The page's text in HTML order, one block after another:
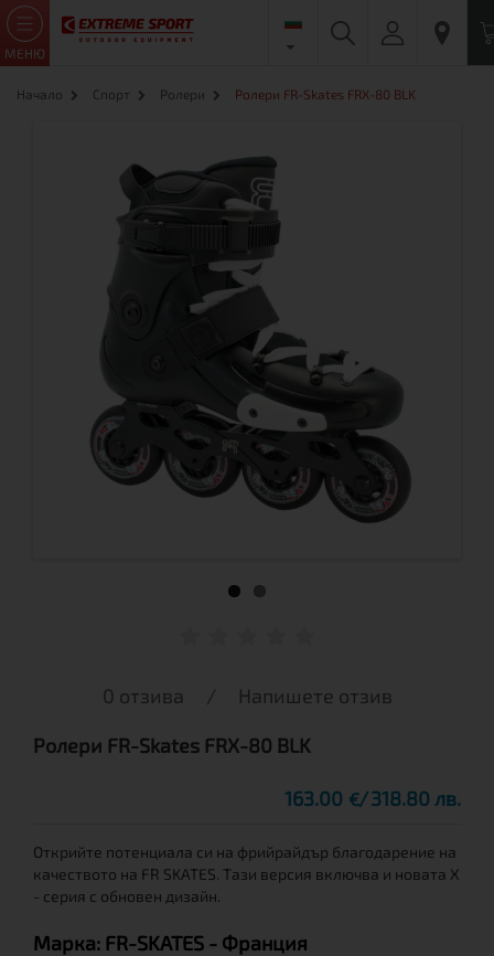
МЕНЮ
Начало Спорт Ролери Ролери FR-Skates FRX-80 BLK
0 отзива / Напишете отзив
Ролери FR-Skates FRX-80 BLK
163.00 € 318.80 лв.
Открийте потенциала си на фрийрайдър благодарение на
качеството на FR SKATES. Тази версия включва и новата X
- серия с обновен дизайн.
Марка: FR-SKATES - Франция